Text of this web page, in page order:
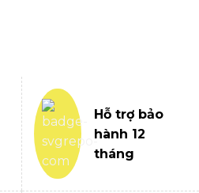
Hỗ trợ bảo
hành 12
tháng